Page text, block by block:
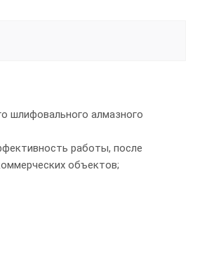
шлифовального алмазного
работы, после
объектов;